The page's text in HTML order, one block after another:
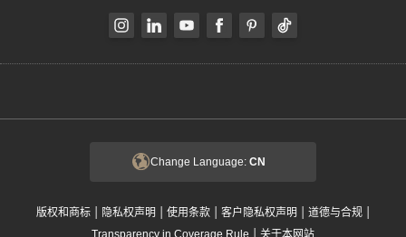
Change Language: CN
版权和商标 | 隐私权声明 | 使用条款 | 客户隐私权声明 | 道德与合规 |
Transparency in Coverage Rule | 关于本网站